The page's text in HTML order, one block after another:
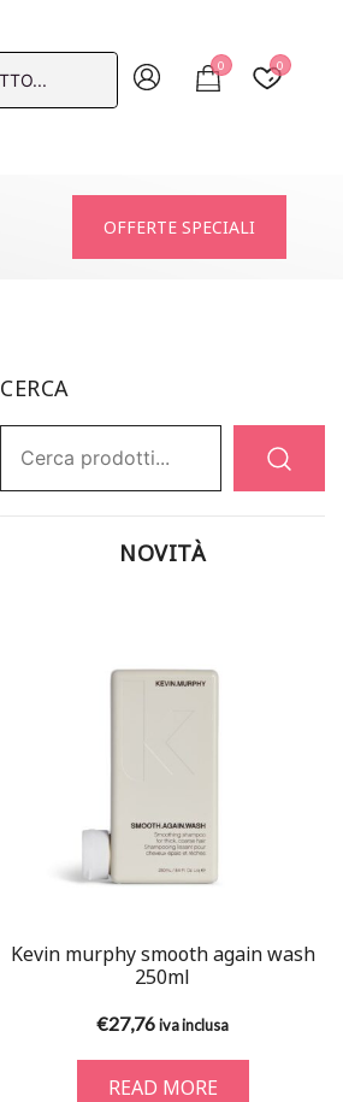
0 0
OFFERTE SPECIALI
CERCA
NOVITÀ
Kevin murphy smooth again wash
250ml
€27,76iva inclusa
READ MORE